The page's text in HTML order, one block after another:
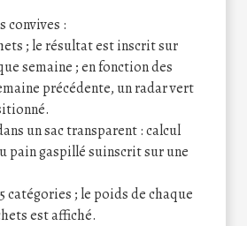
convives :
; le résultat est inscrit sur
semaine ; en fonction des
précédente, un radar vert
un sac transparent : calcul
pain gaspillé suinscrit sur une
catégories ; le poids de chaque
est affiché.